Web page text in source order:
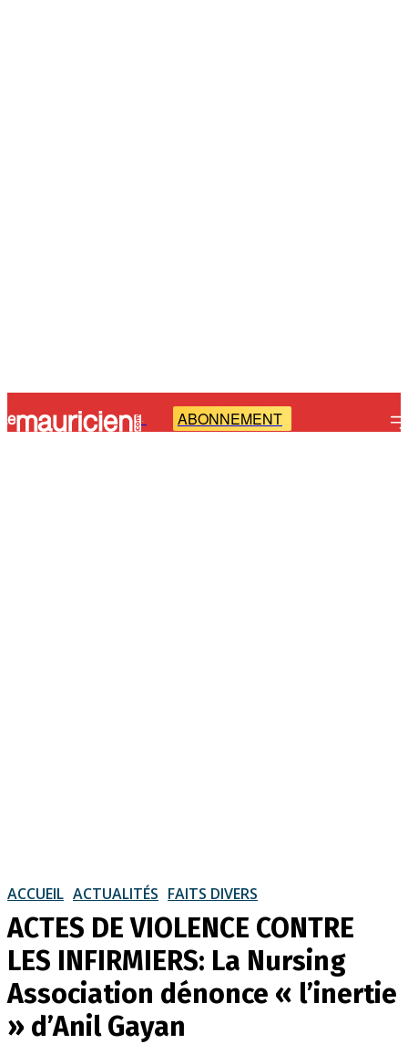
- ABONNEMENT
ACCUEIL ACTUALITÉS FAITS DIVERS
ACTES DE VIOLENCE CONTRE
LES INFIRMIERS: La Nursing
Association dénonce « l’inertie
» d’Anil Gayan